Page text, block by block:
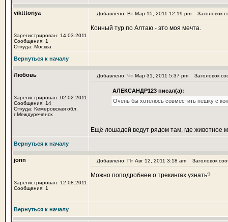
viktttoriya
Зарегистрирован: 14.03.2011
Сообщения: 1
Откуда: Москва
Добавлено: Вт Мар 15, 2011 12:19 pm Заголовок
Конный тур по Алтаю - это моя мечта.
Вернуться к началу
Любовь
Зарегистрирован: 02.02.2011
Сообщения: 14
Откуда: Кемеровская обл.
г.Междуреченск
Добавлено: Чт Мар 31, 2011 5:37 pm Заголовок
АЛЕКСАНДР123 писал(а):
Очень бы хотелось совместить пешку с
Ещё лошадей ведут рядом там, где животное
Вернуться к началу
jonn
Зарегистрирован: 12.08.2011
Сообщения: 1
Добавлено: Пт Авг 12, 2011 3:18 am Заголовок
Можно поподробнее о трекингах узнать?
Вернуться к началу